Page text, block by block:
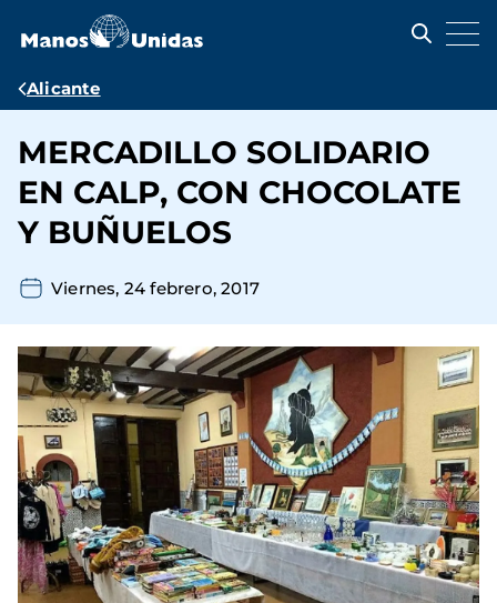
contenido
Ruta
navegación
Alicante
MERCADILLO SOLIDARIO
EN CALP, CON CHOCOLATE
Y BUÑUELOS
Viernes, 24 febrero, 2017